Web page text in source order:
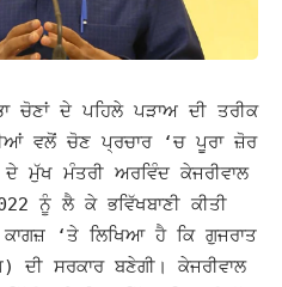
ਚੋਣਾਂ ਦੇ ਪਹਿਲੇ ਪੜਾਅ ਦੀ ਤਰੀਕ
ਵਲੋਂ ਚੋਣ ਪ੍ਰਚਾਰ ‘ਚ ਪੂਰਾ ਜ਼ੋਰ
ਮੁੱਖ ਮੰਤਰੀ ਅਰਵਿੰਦ ਕੇਜਰੀਵਾਲ
ਨੂੰ ਲੈ ਕੇ ਭਵਿੱਖਬਾਣੀ ਕੀਤੀ
‘ਤੇ ਲਿਖਿਆ ਹੈ ਕਿ ਗੁਜਰਾਤ
ਸਰਕਾਰ ਬਣੇਗੀ। ਕੇਜਰੀਵਾਲ